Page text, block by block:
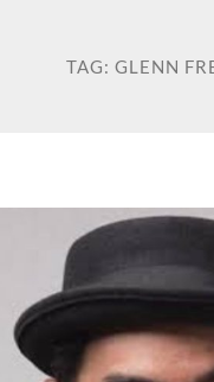
TAG:GLENN